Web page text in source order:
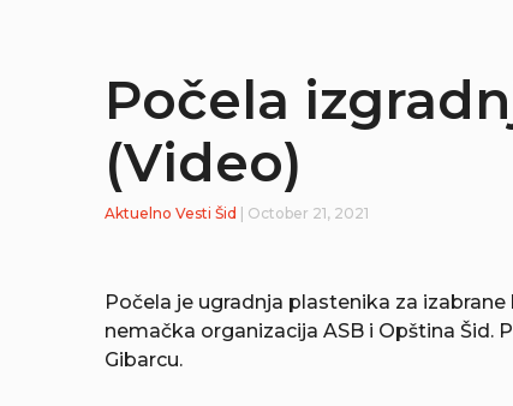
Počela
(Video)
Aktuelno Vesti Šid | October 21, 2021
Počela je ugradnja plastenika za
nemačka organizacija ASB i Opština Šid.
Gibarcu.